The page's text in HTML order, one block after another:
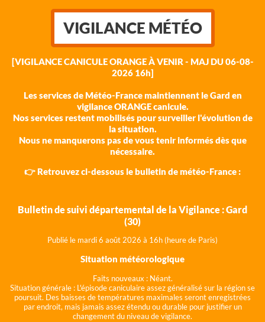
VIGILANCE MÉTÉO
[VIGILANCE CANICULE ORANGE À VENIR - MAJ DU 06-08-
2026 16h]
Les services de Météo-France maintiennent le Gard en
vigilance ORANGE canicule.
Nos services restent mobilisés pour surveiller l'évolution de
la situation.
Nous ne manquerons pas de vous tenir informés dès que
nécessaire.
👉 Retrouvez ci-dessous le bulletin de météo-France :
Bulletin de suivi départemental de la Vigilance : Gard
(30)
Publié le mardi 6 août 2026 à 16h (heure de Paris)
Situation météorologique
Faits nouveaux : Néant.
Situation générale : L'épisode caniculaire assez généralisé sur la région se
poursuit. Des baisses de températures maximales seront enregistrées
par endroit, mais jamais assez étendu ou durable pour justifier un
changement du niveau de vigilance.